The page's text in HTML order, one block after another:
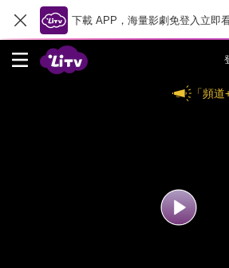
下載 APP，海量影劇免登入立即
「頻